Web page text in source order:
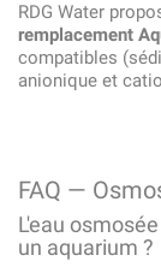
RDG Water
remplacement
compatibles
anionique et
FAQ —
L'eau
un aquarium ?